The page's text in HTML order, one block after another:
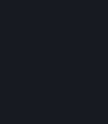
Użytkownik jako
za wszelkie naliczone
podatki, oraz za
dokonane przez
jego Konta, w tym
przypadku
sobie prawo do
kosztów poniesionych
lub nieopłacone
zezwoli na ponowną